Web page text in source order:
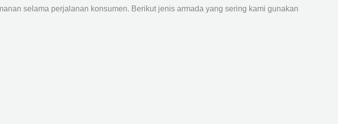
selama perjalanan konsumen. Berikut jenis armada yang sering kami gunakan